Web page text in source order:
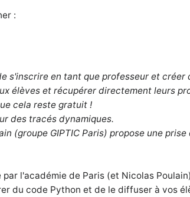
:
s'inscrire en tant que professeur et créer
élèves et récupérer directement leurs
cela reste gratuit !
des tracés dynamiques.
(groupe GIPTIC Paris) propose une
par l'académie de Paris (et Nicolas
du code Python et de le diffuser à vos